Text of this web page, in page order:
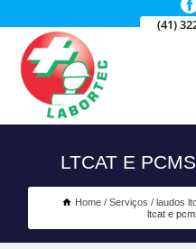
(41)
LTCAT E
Home Serviços laudos
ltcat e